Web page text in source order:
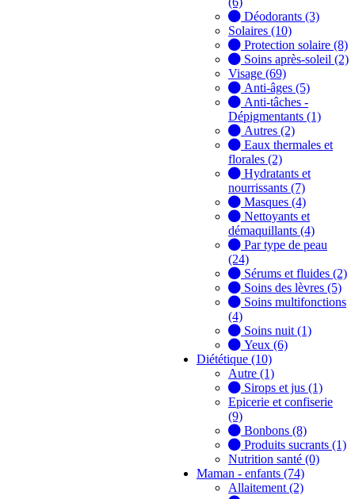
Déodorants (3)
Solaires (10)
Protection solaire (8)
Soins après-soleil (2)
Visage (69)
Anti-âges (5)
Anti-tâches -
Dépigmentants (1)
Autres (2)
Eaux thermales et
florales (2)
Hydratants et
nourrissants (7)
Masques (4)
Nettoyants et
démaquillants (4)
Par type de peau
(24)
Sérums et fluides (2)
Soins des lèvres (5)
Soins multifonctions
(4)
Soins nuit (1)
Yeux (6)
Diététique (10)
Autre (1)
Sirops et jus (1)
Epicerie et confiserie
(9)
Bonbons (8)
Produits sucrants (1)
Nutrition santé (0)
Maman - enfants (74)
Allaitement (2)